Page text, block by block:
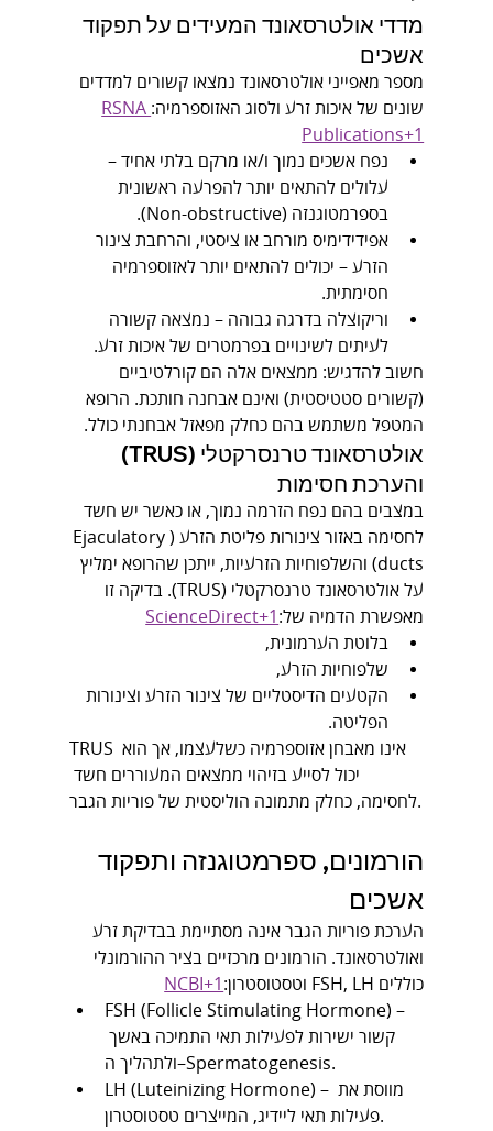
מדדי אולטרסאונד המעידים על תפקוד
אשכים
מספר מאפייני אולטרסאונד נמצאו קשורים למדדים
שונים של איכות זרע ולסוג האזוספרמיה: RSNA
Publications+1
נפח אשכים נמוך ו/או מרקם בלתי אחיד –
עלולים להתאים יותר להפרעה ראשונית
בספרמטוגנזה (Non-obstructive).
אפידידימיס מורחב או ציסטי, והרחבת צינור
הזרע – יכולים להתאים יותר לאזוספרמיה
חסימתית.
וריקוצלה בדרגה גבוהה – נמצאה קשורה
לעיתים לשינויים בפרמטרים של איכות זרע.
חשוב להדגיש: ממצאים אלה הם קורלטיביים
(קשורים סטטיסטית) ואינם אבחנה חותכת. הרופא
המטפל משתמש בהם כחלק מפאזל אבחנתי כולל.
אולטרסאונד טרנסרקטלי (TRUS)
והערכת חסימות
במצבים בהם נפח הזרמה נמוך, או כאשר יש חשד
לחסימה באזור צינורות פליטת הזרע (Ejaculatory
ducts) והשלפוחיות הזרעיות, ייתכן שהרופא ימליץ
על אולטרסאונד טרנסרקטלי (TRUS). בדיקה זו
מאפשרת הדמיה של: ScienceDirect+1
בלוטת הערמונית,
שלפוחיות הזרע,
הקטעים הדיסטליים של צינור הזרע וצינורות
הפליטה.
TRUS אינו מאבחן אזוספרמיה כשלעצמו, אך הוא
יכול לסייע בזיהוי ממצאים המעוררים חשד
לחסימה, כחלק מתמונה הוליסטית של פוריות הגבר.
הורמונים, ספרמטוגנזה ותפקוד
אשכים
הערכת פוריות הגבר אינה מסתיימת בבדיקת זרע
ואולטרסאונד. הורמונים מרכזיים בציר ההורמונלי
כוללים FSH, LH וטסטוסטרון:
NCBI+1
FSH (Follicle Stimulating Hormone) –
קשור ישירות לפעילות תאי התמיכה באשך
ולתהליך ה–Spermatogenesis.
LH (Luteinizing Hormone) – מווסת את
פעילות תאי ליידיג, המייצרים טסטוסטרון.